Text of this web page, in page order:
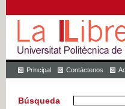
Principal Contáctenos
Búsqueda